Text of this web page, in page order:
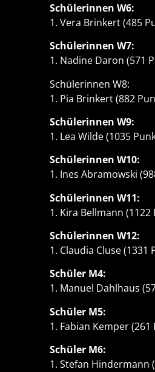
Schülerinnen W6:
1. Vera Brinkert (485
Schülerinnen W7:
1. Nadine Daron (571
Schülerinnen W8:
1. Pia Brinkert (882
Schülerinnen W9:
1. Lea Wilde (1035
Schülerinnen W10:
1. Ines Abramowski
Schülerinnen W11:
1. Kira Bellmann (1122
Schülerinnen W12:
1. Claudia Cluse
Schüler M4:
1. Manuel Dahlhaus
Schüler M5:
1. Fabian Kemper
Schüler M6:
1. Stefan Hindermann